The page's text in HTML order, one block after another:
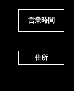
営業時間
住所